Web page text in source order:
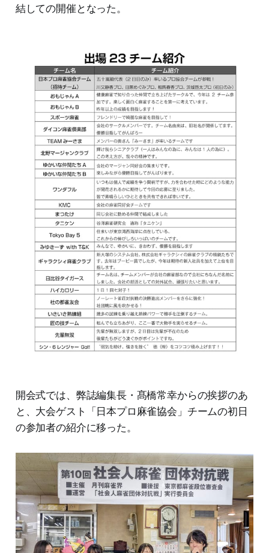
2014年に開催。 その後、名称を現
節目の第10回社団戦を開催いたしま
す。ぜひこの伝統ある社団戦へ、麻
雀仲間と一緒にご参加ください！ 社
団戦の結果はこちらのページで随時
更新中！ 「第10期社会人麻雀団体
対抗戦」結果掲載ページ🔄 更新
（ブラウザのリロードを使わず、こ
ちらのボタンから更新ください） チ
ーム成績 個人成績 ※1日目の個人順
位は1半荘以上対局すると反映され
ます。また、個人優勝の表彰対象と
なるのは両日とも1半荘以上対局し
た方になります。麻雀界Web|麻雀界
結しての開催となった。
開会式では、弊誌編集長・髙橋常幸からの挨拶のあ
と、大会ゲスト「日本プロ麻雀協会」チームの初日
の参加者の紹介に移った。